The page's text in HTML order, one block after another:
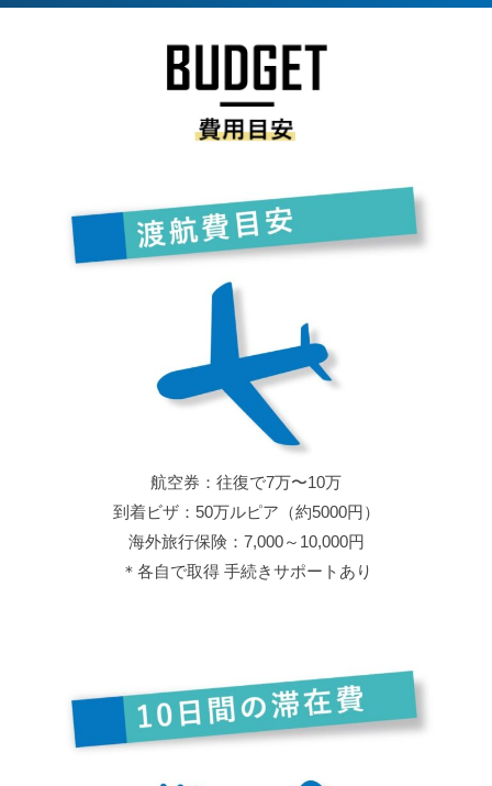
航空券：往復で7万〜10万
到着ビザ：50万ルピア（約5000円）
海外旅行保険：7,000～10,000円
＊各自で取得 手続きサポートあり